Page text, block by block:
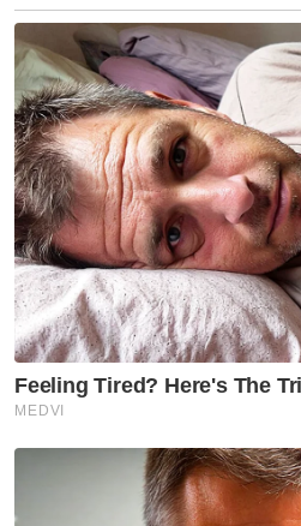
berkata cadangan itu
segelintir pihak
untuk memanipulasi
di mahkamah sehingga
berlaku tohmahan tidak
Bibi Sunita menambah,
ketelusan, langkah itu
sebagai pendidikan
Menurutnya,
memahami secara
undang, sekali gus
kebersamaan dan
sistem kehakiman.
Dalam masa sama,